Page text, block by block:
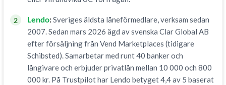
2 Lendo:Sveriges äldsta låneförmedlare, verksam sedan
2007. Sedan mars 2026 ägd av svenska Clar Global AB
efter försäljning från Vend Marketplaces (tidigare
Schibsted). Samarbetar med runt 40 banker och
långivare och erbjuder privatlån mellan 10 000 och 800
000 kr. På Trustpilot har Lendo betyget 4,4 av 5 baserat